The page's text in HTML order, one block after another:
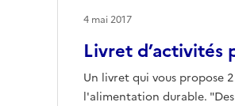
Livret d’activités
Un livret qui vous propose
l'alimentation durable.
4 mai 2017